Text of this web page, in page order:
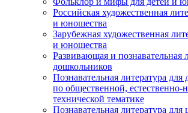
Российская художественная
и юношества
Зарубежная художественная
и юношества
Развивающая и познавательная
дошкольников
Познавательная литература
по общественной, естественно-
технической тематике
Познавательная литература